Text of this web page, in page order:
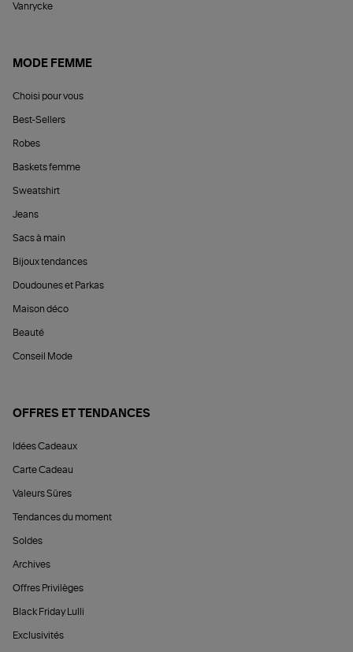
Vanrycke
MODE FEMME
Choisi pour vous
Best-Sellers
Robes
Baskets femme
Sweatshirt
Jeans
Sacs à main
Bijoux tendances
Doudounes et Parkas
Maison déco
Beauté
Conseil Mode
OFFRES ET TENDANCES
Idées Cadeaux
Carte Cadeau
Valeurs Sûres
Tendances du moment
Soldes
Archives
Offres Privilèges
Black Friday Lulli
Exclusivités